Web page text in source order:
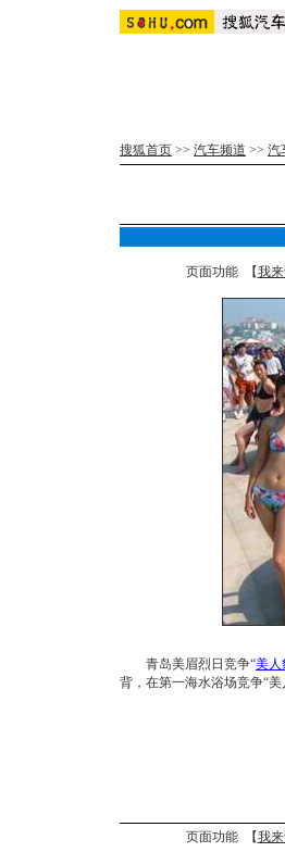
搜狐首页 >> 汽车频道 >> 汽
页面功能 【我
青岛美眉烈日竞争“美人
背，在第一海水浴场竞争“
页面功能 【我